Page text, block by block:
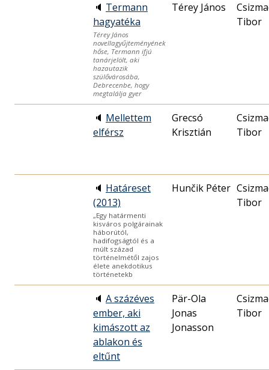
🔈 Termann
hagyatéka
Térey János
novellagyűjteményének
hőse, Termann ifjú
tanárjelölt, aki
hazautazik
szülővárosába,
Debrecenbe, hogy
megtalálja gyer
Térey János
Tibor
🔈 Mellettem
elférsz
Grecsó
Krisztián
Tibor
🔈 Határeset
(2013)
„Egy határmenti
kisváros polgárainak
háborútól,
hadifogságtól és a
múlt század
történelmétől zajos
élete anekdotikus
történetekb
Hunčik Péter
Tibor
🔈 A százéves
ember, aki
kimászott az
ablakon és
eltűnt
Pär-Ola
Jonas
Jonasson
Tibor